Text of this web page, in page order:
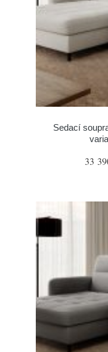
Sedací
33